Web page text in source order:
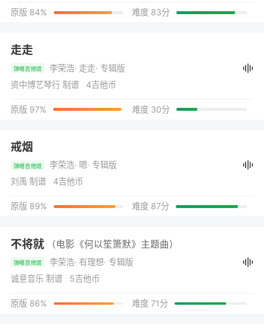
原版 84% 难度 83分
走走
弹唱吉他谱 李荣浩· 走走· 专辑版
资中博艺琴行 制谱 4吉他币
原版 97% 难度 30分
戒烟
弹唱吉他谱 李荣浩· 嗯· 专辑版
刘禹 制谱 4吉他币
原版 89% 难度 87分
不将就 （电影《何以笙箫默》主题曲）
弹唱吉他谱 李荣浩· 有理想· 专辑版
诚意音乐 制谱 5吉他币
原版 86% 难度 71分